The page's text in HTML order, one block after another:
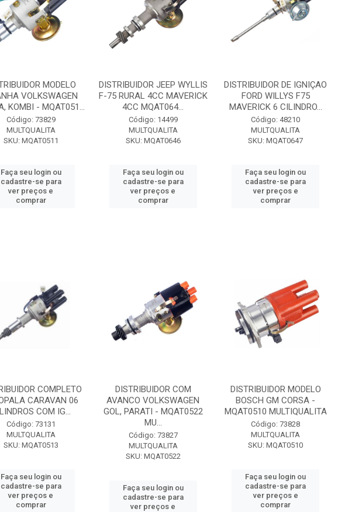
MODELO
VOLKSWAGEN
KOMBI - MQAT051...
Código: 73829
MULTQUALITA
SKU: MQAT0511
Faça seu login ou
cadastre-se para
ver preços e
comprar
DISTRIBUIDOR JEEP WYLLIS
F-75 RURAL 4CC MAVERICK
4CC MQAT064...
Código: 14499
MULTQUALITA
SKU: MQAT0646
Faça seu login ou
cadastre-se para
ver preços e
comprar
DISTRIBUIDOR DE IGNIÇAO
FORD WILLYS F75
MAVERICK 6 CILINDRO...
Código: 48210
MULTQUALITA
SKU: MQAT0647
Faça seu login ou
cadastre-se para
ver preços e
comprar
COMPLETO
CARAVAN 06
COM IG...
Código: 73131
MULTQUALITA
SKU: MQAT0513
Faça seu login ou
cadastre-se para
ver preços e
comprar
DISTRIBUIDOR COM
AVANCO VOLKSWAGEN
GOL, PARATI - MQAT0522
MU...
Código: 73827
MULTQUALITA
SKU: MQAT0522
Faça seu login ou
cadastre-se para
ver preços e
DISTRIBUIDOR MODELO
BOSCH GM CORSA -
MQAT0510 MULTIQUALITA
Código: 73828
MULTQUALITA
SKU: MQAT0510
Faça seu login ou
cadastre-se para
ver preços e
comprar